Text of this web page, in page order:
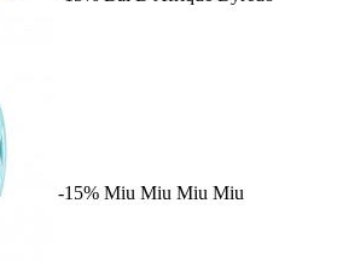
-15% Miu Miu Miu Miu